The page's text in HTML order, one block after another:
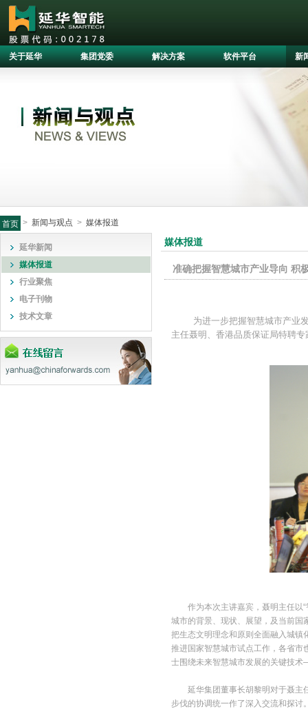
关于延华 集团党委 解决方案 软件平台 新
首页 > 新闻与观点 > 媒体报道
延华新闻
媒体报道
行业聚焦
电子刊物
技术文章
媒体报道
准确把握智慧城市产业导向 积
为进一步把握智慧城市产业发
主任聂明、香港品质保证局特聘
作为本次主讲嘉宾，聂明主任以“
城市的背景、现状、展望，及当前国
把生态文明理念和原则全面融入城镇
推进国家智慧城市试点工作，各省市
士围绕未来智慧城市发展的关键技
延华集团董事长胡黎明对于聂主任
步伐的协调统一作了深入交流和探讨